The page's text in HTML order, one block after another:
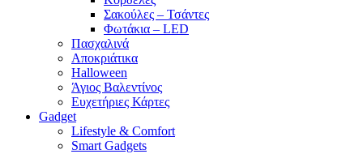
Σακούλες – Τσάντες
Φωτάκια – LED
Πασχαλινά
Αποκριάτικα
Halloween
Άγιος Βαλεντίνος
Ευχετήριες Κάρτες
Gadget
Lifestyle & Comfort
Smart Gadgets